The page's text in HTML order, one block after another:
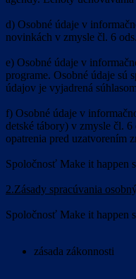
d) Osobné údaje v
novinkách v zmysle čl. 6
e) Osobné údaje v
programe. Osobné údaje sú
údajov je vyjadrená
f) Osobné údaje v
detské tábory) v zmysle čl.
opatrenia pred uzatvorením
Spoločnosť Make it happen
2.Zásady spracúvania
Spoločnosť Make it happen
zásada zákonnosti